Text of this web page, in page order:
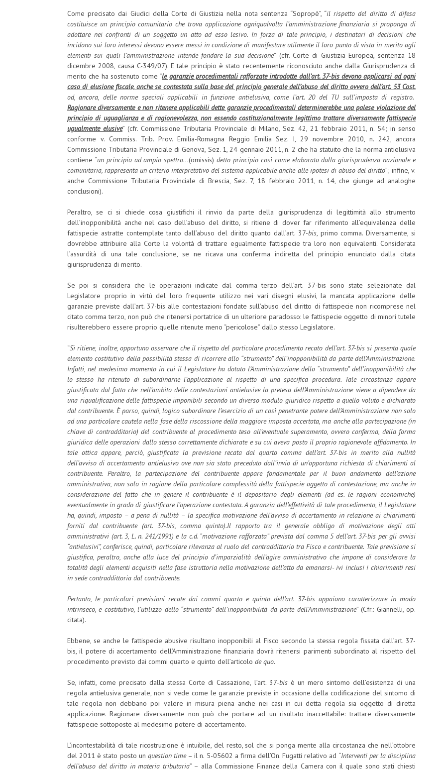
Come precisato dai Giudici della Corte di Giustizia nella nota sentenza “Sopropè”, “il rispetto del diritto di difesa
costituisce un principio comunitario che trova applicazione ogniqualvolta l’amministrazione finanziaria si proponga di
adottare nei confronti di un soggetto un atto ad esso lesivo. In forza di tale principio, i destinatari di decisioni che
incidono sui loro interessi devono essere messi in condizione di manifestare utilmente il loro punto di vista in merito agli
elementi sui quali l’amministrazione intende fondare la sua decisione” (cfr. Corte di Giustizia Europea, sentenza 18
dicembre 2008, causa C-349/07). E tale principio è stato recentemente riconosciuto anche dalla Giurisprudenza di
merito che ha sostenuto come “le garanzie procedimentali rafforzate introdotte dall’art. 37-bis devono applicarsi ad ogni
caso di elusione fiscale, anche se contestata sulla base del principio generale dell’abuso del diritto ovvero dell’art. 53 Cost.
od, ancora, delle norme speciali applicabili in funzione antielusiva, come l’art. 20 del TU sull’imposta di registro.
Ragionare diversamente e non ritenere applicabili dette garanzie procedimentali determinerebbe una palese violazione del
principio di uguaglianza e di ragionevolezza, non essendo costituzionalmente legittimo trattare diversamente fattispecie
ugualmente elusive” (cfr. Commissione Tributaria Provinciale di Milano, Sez. 42, 21 febbraio 2011, n. 54; in senso
conforme v. Commiss. Trib. Prov. Emilia-Romagna Reggio Emilia Sez. I, 29 novembre 2010, n. 242, ancora
Commissione Tributaria Provinciale di Genova, Sez. 1, 24 gennaio 2011, n. 2 che ha statuito che la norma antielusiva
contiene “un principio ad ampio spettro…(omissis) detto principio così come elaborato dalla giurisprudenza nazionale e
comunitaria, rappresenta un criterio interpretativo del sistema applicabile anche alle ipotesi di abuso del diritto”; infine, v.
anche Commissione Tributaria Provinciale di Brescia, Sez. 7, 18 febbraio 2011, n. 14, che giunge ad analoghe
conclusioni).
Peraltro, se ci si chiede cosa giustifichi il rinvio da parte della giurisprudenza di legittimità allo strumento
dell’inopponibilità anche nel caso dell’abuso del diritto, si ritiene di dover far riferimento all’equivalenza delle
fattispecie astratte contemplate tanto dall’abuso del diritto quanto dall’art. 37-bis, primo comma. Diversamente, si
dovrebbe attribuire alla Corte la volontà di trattare egualmente fattispecie tra loro non equivalenti. Considerata
l’assurdità di una tale conclusione, se ne ricava una conferma indiretta del principio enunciato dalla citata
giurisprudenza di merito.
Se poi si considera che le operazioni indicate dal comma terzo dell’art. 37-bis sono state selezionate dal
Legislatore proprio in virtù del loro frequente utilizzo nei vari disegni elusivi, la mancata applicazione delle
garanzie previste dall’art. 37-bis alle contestazioni fondate sull’abuso del diritto di fattispecie non ricomprese nel
citato comma terzo, non può che ritenersi portatrice di un ulteriore paradosso: le fattispecie oggetto di minori tutele
risulterebbero essere proprio quelle ritenute meno “pericolose” dallo stesso Legislatore.
“Si ritiene, inoltre, opportuno osservare che il rispetto del particolare procedimento recato dell’art. 37-bis si presenta quale
elemento costitutivo della possibilità stessa di ricorrere allo “strumento” dell’inopponibilità da parte dell’Amministrazione.
Infatti, nel medesimo momento in cui il Legislatore ha dotato l’Amministrazione dello “strumento” dell’inopponibilità che
lo stesso ha ritenuto di subordinarne l’applicazione al rispetto di una specifica procedura. Tale circostanza appare
giustificata dal fatto che nell’ambito delle contestazioni antielusive la pretesa dell’Amministrazione viene a dipendere da
una riqualificazione delle fattispecie imponibili secondo un diverso modulo giuridico rispetto a quello voluto e dichiarato
dal contribuente. È parso, quindi, logico subordinare l’esercizio di un così penetrante potere dell’Amministrazione non solo
ad una particolare cautela nella fase della riscossione della maggiore imposta accertata, ma anche alla partecipazione (in
chiave di contradditorio) del contribuente al procedimento teso all’eventuale superamento, ovvero conferma, della forma
giuridica delle operazioni dallo stesso correttamente dichiarate e su cui aveva posto il proprio ragionevole affidamento. In
tale ottica appare, perciò, giustificata la previsione recata dal quarto comma dell’art. 37-bis in merito alla nullità
dell’avviso di accertamento antielusivo ove non sia stato preceduto dall’invio di un’opportuna richiesta di chiarimenti al
contribuente. Peraltro, la partecipazione del contribuente appare fondamentale per il buon andamento dell’azione
amministrativa, non solo in ragione della particolare complessità della fattispecie oggetto di contestazione, ma anche in
considerazione del fatto che in genere il contribuente è il depositario degli elementi (ad es. le ragioni economiche)
eventualmente in grado di giustificare l’operazione contestata. A garanzia dell’effettività di tale procedimento, il Legislatore
ha, quindi, imposto – a pena di nullità – la specifica motivazione dell’avviso di accertamento in relazione ai chiarimenti
forniti dal contribuente (art. 37-bis, comma quinto).Il rapporto tra il generale obbligo di motivazione degli atti
amministrativi (art. 3, L. n. 241/1991) e la c.d. “motivazione rafforzata” prevista dal comma 5 dell’art. 37-bis per gli avvisi
“antielusivi”, conferisce, quindi, particolare rilevanza al ruolo del contraddittorio tra Fisco e contribuente. Tale previsione si
giustifica, peraltro, anche alla luce del principio d’imparzialità dell’agire amministrativo che impone di considerare la
totalità degli elementi acquisiti nella fase istruttoria nella motivazione dell’atto da emanarsi- ivi inclusi i chiarimenti resi
in sede contraddittoria dal contribuente.
Pertanto, le particolari previsioni recate dai commi quarto e quinto dell’art. 37-bis appaiono caratterizzare in modo
intrinseco, e costitutivo, l’utilizzo dello “strumento” dell’inopponibilità da parte dell’Amministrazione” (Cfr.: Giannelli, op.
citata).
Ebbene, se anche le fattispecie abusive risultano inopponibili al Fisco secondo la stessa regola fissata dall’art. 37-
bis, il potere di accertamento dell’Amministrazione finanziaria dovrà ritenersi parimenti subordinato al rispetto del
procedimento previsto dai commi quarto e quinto dell’articolo de quo.
Se, infatti, come precisato dalla stessa Corte di Cassazione, l’art. 37-bisè un mero sintomo dell’esistenza di una
regola antielusiva generale, non si vede come le garanzie previste in occasione della codificazione del sintomo di
tale regola non debbano poi valere in misura piena anche nei casi in cui detta regola sia oggetto di diretta
applicazione. Ragionare diversamente non può che portare ad un risultato inaccettabile: trattare diversamente
fattispecie sottoposte al medesimo potere di accertamento.
L’incontestabilità di tale ricostruzione è intuibile, del resto, sol che si ponga mente alla circostanza che nell’ottobre
del 2011 è stato posto un question time– il n. 5-05602 a firma dell’On. Fugatti relativo ad “Interventi per la disciplina
dell’abuso del diritto in materia tributaria” – alla Commissione Finanze della Camera con il quale sono stati chiesti